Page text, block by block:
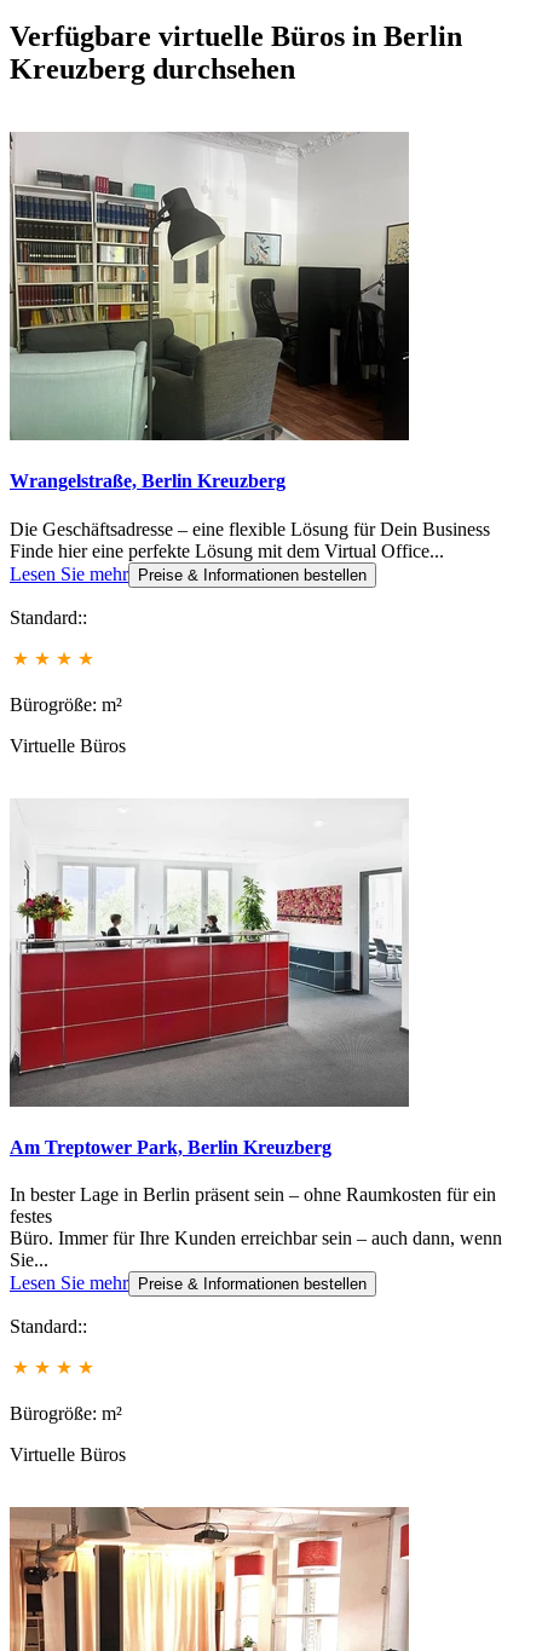
Verfügbare virtuelle Büros in Berlin
Kreuzberg durchsehen
Wrangelstraße, Berlin Kreuzberg
Die Geschäftsadresse – eine flexible Lösung für Dein Business
Finde hier eine perfekte Lösung mit dem Virtual Office...
Lesen Sie mehr
Preise & Informationen bestellen
Standard::
Bürogröße: m²
Virtuelle Büros
Am Treptower Park, Berlin Kreuzberg
In bester Lage in Berlin präsent sein – ohne Raumkosten für ein
festes
Büro. Immer für Ihre Kunden erreichbar sein – auch dann, wenn
Sie...
Lesen Sie mehr
Preise & Informationen bestellen
Standard::
Bürogröße: m²
Virtuelle Büros